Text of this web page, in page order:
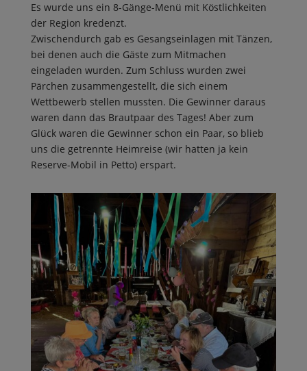
Es wurde uns ein 8-Gänge-Menü mit Köstlichkeiten
der Region kredenzt.
Zwischendurch gab es Gesangseinlagen mit Tänzen,
bei denen auch die Gäste zum Mitmachen
eingeladen wurden. Zum Schluss wurden zwei
Pärchen zusammengestellt, die sich einem
Wettbewerb stellen mussten. Die Gewinner daraus
waren dann das Brautpaar des Tages! Aber zum
Glück waren die Gewinner schon ein Paar, so blieb
uns die getrennte Heimreise (wir hatten ja kein
Reserve-Mobil in Petto) erspart.